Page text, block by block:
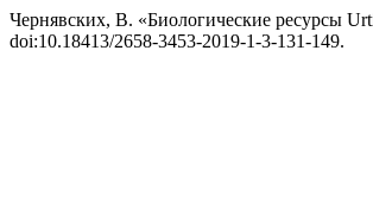
Чернявских, В. «Биологические ресурсы
doi:10.18413/2658-3453-2019-1-3-131-149.